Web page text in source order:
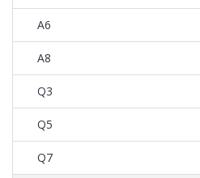
A6
A8
Q3
Q5
Q7